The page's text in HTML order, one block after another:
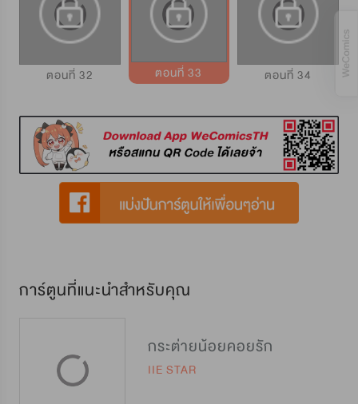
ตอนที่ 32 ตอนที่ 33 ตอนที่ 34
การ์ตูนที่แนะนำสำหรับคุณ
กระต่ายน้อยคอยรัก
IIE STAR